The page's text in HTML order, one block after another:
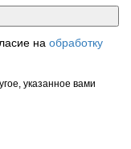
на обработку
указанное вами